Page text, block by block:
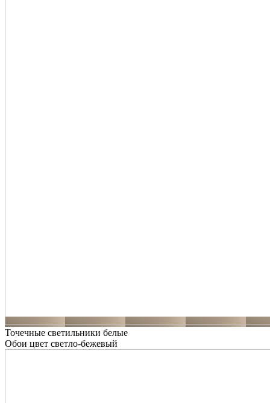
Точечные светильники белые
Обои цвет светло-бежевый